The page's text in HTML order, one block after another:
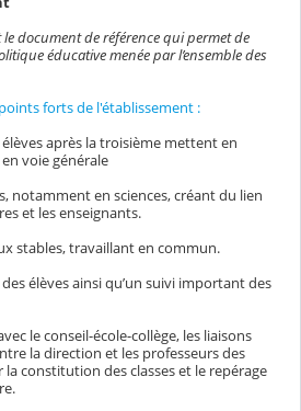
le document de référence qui permet de
éducative menée par l’ensemble des
forts de l'établissement :
après la troisième mettent en
voie générale
notamment en sciences, créant du lien
et les enseignants.
stables, travaillant en commun.
élèves ainsi qu’un suivi important des
le conseil-école-collège, les liaisons
la direction et les professeurs des
constitution des classes et le repérage